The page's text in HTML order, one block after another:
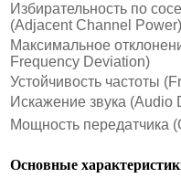
Избирательность по
(Adjacent Channel Power)
Максимальное
Frequency Deviation)
Устойчивость частоты
Искажение звука (Audio
Мощность передатчика
Основные